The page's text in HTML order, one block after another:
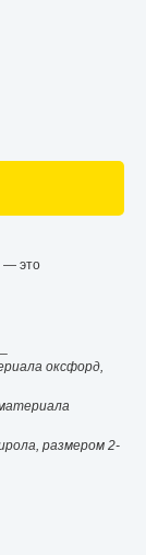
— это
оксфорд,
размером 2-